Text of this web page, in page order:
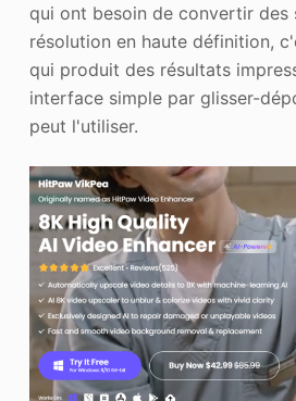
qui ont besoin de convertir des
résolution en haute définition,
qui produit des résultats
interface simple par glisser-
peut l'utiliser.